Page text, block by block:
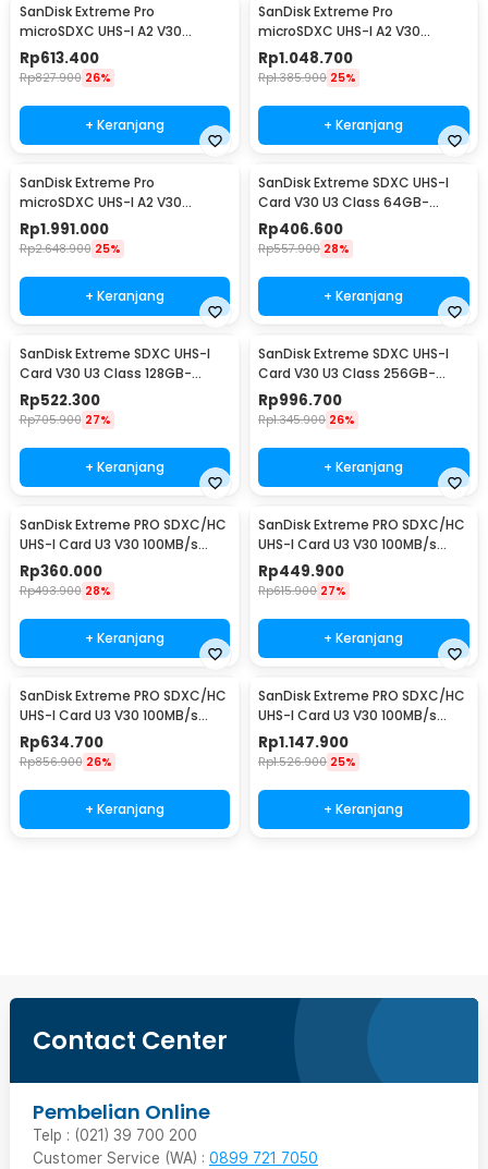
SanDisk Extreme Pro
microSDXC UHS-I A2 V30
200MB/s 128GB-SDSQXCD-
128G
Rp613.400
Rp827.900 26%
+ Keranjang
SanDisk Extreme Pro
microSDXC UHS-I A2 V30
200MB/s 256GB-SDSQXCD-
256G
Rp1.048.700
Rp1.385.900 25%
+ Keranjang
SanDisk Extreme Pro
microSDXC UHS-I A2 V30
200MB/s 512GB-SDSQXCD-
512G
Rp1.991.000
Rp2.648.900 25%
+ Keranjang
SanDisk Extreme SDXC UHS-I
Card V30 U3 Class 64GB-
SDSDXV2-064G - SDSDXV
Rp406.600
Rp557.900 28%
+ Keranjang
SanDisk Extreme SDXC UHS-I
Card V30 U3 Class 128GB-
SDSDXVA-128G - SDSDXV
Rp522.300
Rp705.900 27%
+ Keranjang
SanDisk Extreme SDXC UHS-I
Card V30 U3 Class 256GB-
SDSDXVV-256G - SDSDXV
Rp996.700
Rp1.345.900 26%
+ Keranjang
SanDisk Extreme PRO SDXC/HC
UHS-I Card U3 V30 100MB/s
200MB/s 32GB-SDSDXXO-032G
Rp360.000
Rp493.900 28%
+ Keranjang
SanDisk Extreme PRO SDXC/HC
UHS-I Card U3 V30 100MB/s
200MB/s 64GB-SDSDXXU-
064G
Rp449.900
Rp615.900 27%
+ Keranjang
SanDisk Extreme PRO SDXC/HC
UHS-I Card U3 V30 100MB/s
200MB/s 128GB-SDSDXXD-128G
Rp634.700
Rp856.900 26%
+ Keranjang
SanDisk Extreme PRO SDXC/HC
UHS-I Card U3 V30 100MB/s
200MB/s 256GB-SDSDXXD-
256G
Rp1.147.900
Rp1.526.900 25%
+ Keranjang
Contact Center
Pembelian Online
Telp : (021) 39 700 200
Customer Service (WA) : 0899 721 7050